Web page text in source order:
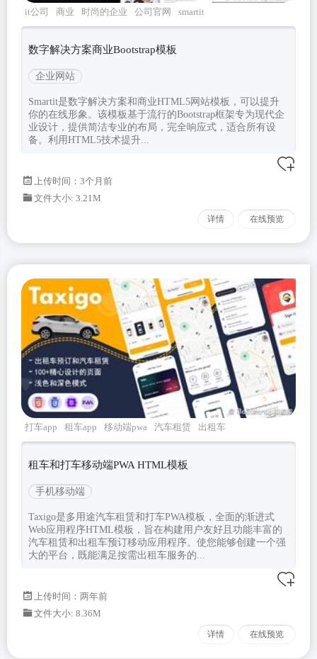
it公司 商业 时尚的企业 公司官网 smartit
数字解决方案商业Bootstrap模板
企业网站
Smartit是数字解决方案和商业HTML5网站模板，可以提升
你的在线形象。该模板基于流行的Bootstrap框架专为现代企
业设计，提供简洁专业的布局，完全响应式，适合所有设
备。利用HTML5技术提升...
上传时间：3个月前
文件大小: 3.21M
详情 在线预览
打车app 租车app 移动端pwa 汽车租赁
出租车
预订
租车和打车移动端PWA HTML模板
手机移动端
Taxigo是多用途汽车租赁和打车PWA模板，全面的渐进式
Web应用程序HTML模板，旨在构建用户友好且功能丰富的
汽车租赁和出租车预订移动应用程序。使您能够创建一个强
大的平台，既能满足按需出租车服务的...
上传时间：两年前
文件大小: 8.36M
详情 在线预览